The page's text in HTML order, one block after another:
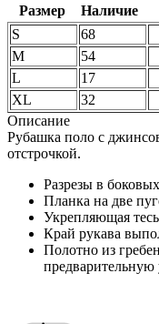
Размер
Наличие
S
68
M
54
L
17
XL
32
Описание
Рубашка поло с
отстрочкой.
Разрезы в
Планка на две
Укрепляющая
Край рукава
Полотно из
предварительную